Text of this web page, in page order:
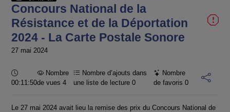
Concours National de la
Résistance et de la Déportation
2024 - La Carte Postale Sonore
27 mai 2024
Durée :
00:11:50
Nombre
de vues 4
Nombre d’ajouts dans
une liste de lecture0
Nombre
de favoris 0
Le 27 mai 2024 avait lieu la remise des prix du Concours National de